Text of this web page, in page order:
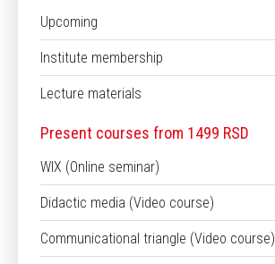
Upcoming
Institute membership
Lecture materials
Present courses from 1499 RSD
WIX (Online seminar)
Didactic media (Video course)
Communicational triangle (Video course)